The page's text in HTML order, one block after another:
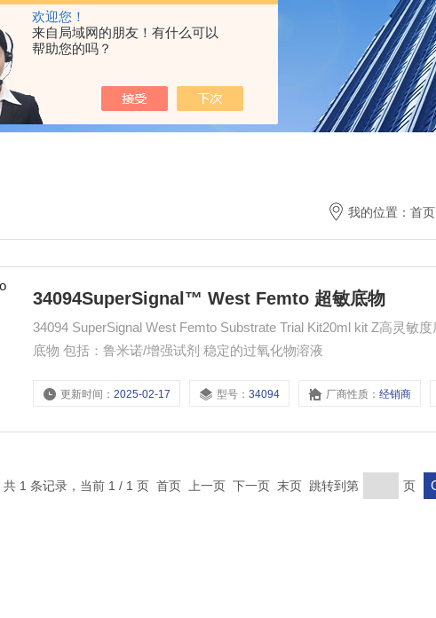
欢迎您！
来自局域网的朋友！有什么可以
帮助您的吗？
我的位置： 首页
34094SuperSignal™ West Femto 超敏底物
34094 SuperSignal West Femto Substrate Trial Kit20ml kit Z高灵敏度底物试用装 足够用于200cm2印迹膜的
底物 包括：鲁米诺/增强试剂 稳定的过氧化物溶液
更新时间：2025-02-17 型号：34094 厂商性质：经销商
共 1 条记录，当前 1 / 1 页 首页 上一页 下一页 末页 跳转到第 页